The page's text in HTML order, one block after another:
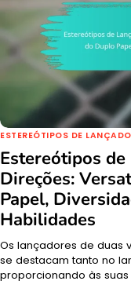
ESTEREÓTIPOS DE
Estereótipos de
Direções:
Papel,
Habilidades
Os lançadores de duas
se destacam tanto no
proporcionando às